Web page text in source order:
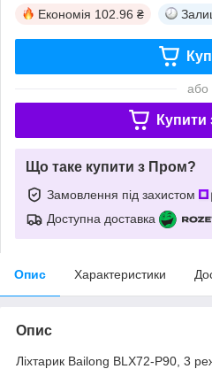
Економія 102.96 ₴
або
Купити
Що таке купити з Пром?
Замовлення під захистом
Доступна доставка
Опис Характеристики
Опис
Ліхтарик Bailong BLX72-P90, 3